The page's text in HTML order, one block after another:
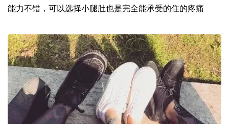
能力不错，可以选择小腿肚也是完全能承受的住的疼痛